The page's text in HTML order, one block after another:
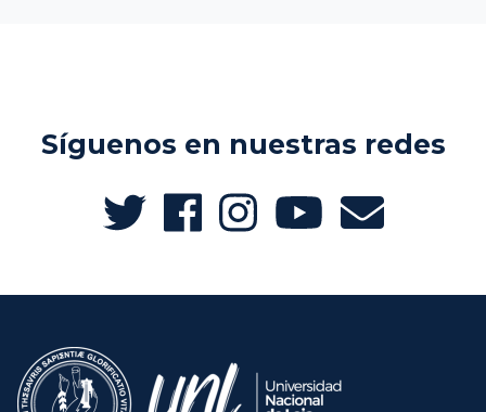
Síguenos en nuestras redes